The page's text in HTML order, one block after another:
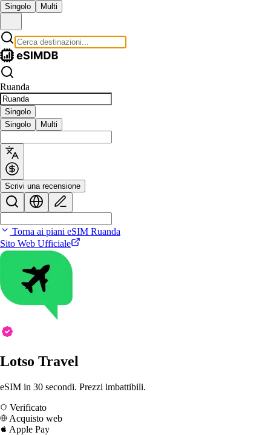
Singolo Multi
Ruanda
Singolo
Singolo
Multi
Scrivi una recensione
Torna ai piani eSIM Ruanda
Sito Web Ufficiale
Lotso Travel
eSIM in 30 secondi. Prezzi imbattibili.
Verificato
Acquisto web
Apple Pay